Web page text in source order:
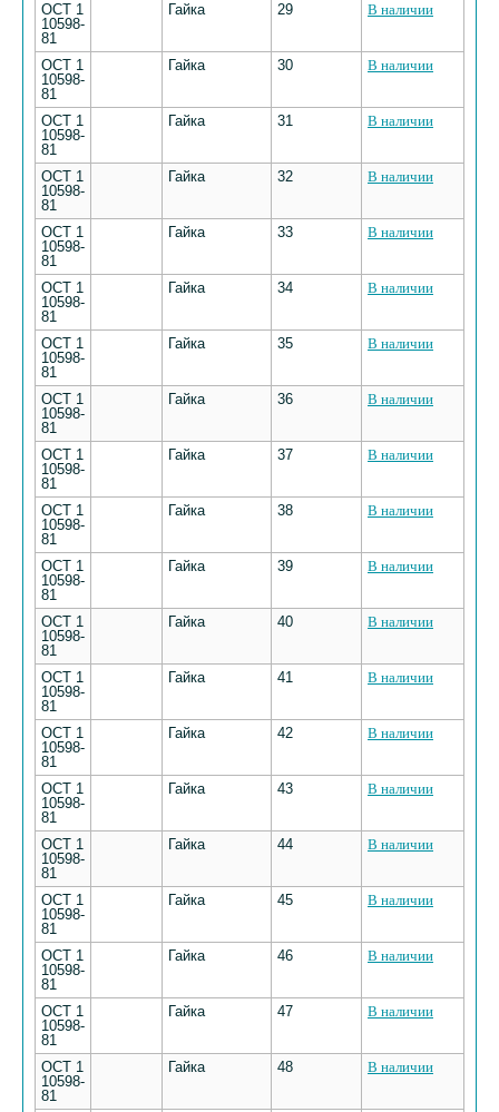
ОСТ 1
10598-
81
Гайка 29 В наличии
ОСТ 1
10598-
81
Гайка 30 В наличии
ОСТ 1
10598-
81
Гайка 31 В наличии
ОСТ 1
10598-
81
Гайка 32 В наличии
ОСТ 1
10598-
81
Гайка 33 В наличии
ОСТ 1
10598-
81
Гайка 34 В наличии
ОСТ 1
10598-
81
Гайка 35 В наличии
ОСТ 1
10598-
81
Гайка 36 В наличии
ОСТ 1
10598-
81
Гайка 37 В наличии
ОСТ 1
10598-
81
Гайка 38 В наличии
ОСТ 1
10598-
81
Гайка 39 В наличии
ОСТ 1
10598-
81
Гайка 40 В наличии
ОСТ 1
10598-
81
Гайка 41 В наличии
ОСТ 1
10598-
81
Гайка 42 В наличии
ОСТ 1
10598-
81
Гайка 43 В наличии
ОСТ 1
10598-
81
Гайка 44 В наличии
ОСТ 1
10598-
81
Гайка 45 В наличии
ОСТ 1
10598-
81
Гайка 46 В наличии
ОСТ 1
10598-
81
Гайка 47 В наличии
ОСТ 1
10598-
81
Гайка 48 В наличии